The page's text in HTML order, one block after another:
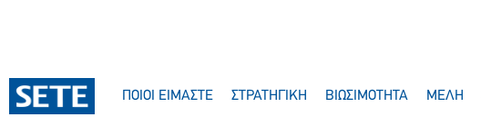
ΠΟΙΟΙ ΕΙΜΑΣΤΕ ΣΤΡΑΤΗΓΙΚΗ ΒΙΩΣΙΜΟΤΗΤΑ ΜΕΛΗ